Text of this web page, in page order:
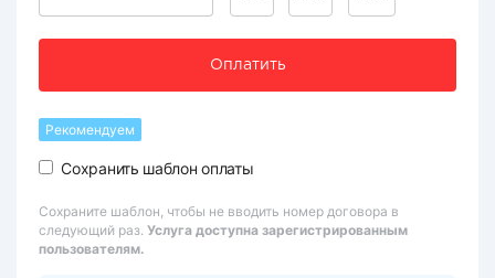
Оплатить
Рекомендуем
Сохранить шаблон оплаты
Сохраните шаблон, чтобы не вводить номер договора в
следующий раз. Услуга доступна зарегистрированным
пользователям.